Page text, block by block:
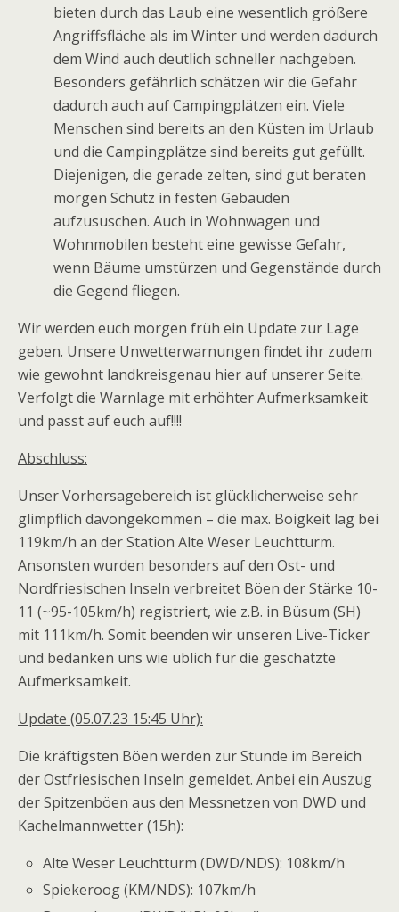
bieten durch das Laub eine wesentlich größere
Angriffsfläche als im Winter und werden dadurch
dem Wind auch deutlich schneller nachgeben.
Besonders gefährlich schätzen wir die Gefahr
dadurch auch auf Campingplätzen ein. Viele
Menschen sind bereits an den Küsten im Urlaub
und die Campingplätze sind bereits gut gefüllt.
Diejenigen, die gerade zelten, sind gut beraten
morgen Schutz in festen Gebäuden
aufzususchen. Auch in Wohnwagen und
Wohnmobilen besteht eine gewisse Gefahr,
wenn Bäume umstürzen und Gegenstände durch
die Gegend fliegen.
Wir werden euch morgen früh ein Update zur Lage
geben. Unsere Unwetterwarnungen findet ihr zudem
wie gewohnt landkreisgenau hier auf unserer Seite.
Verfolgt die Warnlage mit erhöhter Aufmerksamkeit
und passt auf euch auf!!!!
Abschluss:
Unser Vorhersagebereich ist glücklicherweise sehr
glimpflich davongekommen – die max. Böigkeit lag bei
119km/h an der Station Alte Weser Leuchtturm.
Ansonsten wurden besonders auf den Ost- und
Nordfriesischen Inseln verbreitet Böen der Stärke 10-
11 (~95-105km/h) registriert, wie z.B. in Büsum (SH)
mit 111km/h. Somit beenden wir unseren Live-Ticker
und bedanken uns wie üblich für die geschätzte
Aufmerksamkeit.
Update (05.07.23 15:45 Uhr):
Die kräftigsten Böen werden zur Stunde im Bereich
der Ostfriesischen Inseln gemeldet. Anbei ein Auszug
der Spitzenböen aus den Messnetzen von DWD und
Kachelmannwetter (15h):
Alte Weser Leuchtturm (DWD/NDS): 108km/h
Spiekeroog (KM/NDS): 107km/h